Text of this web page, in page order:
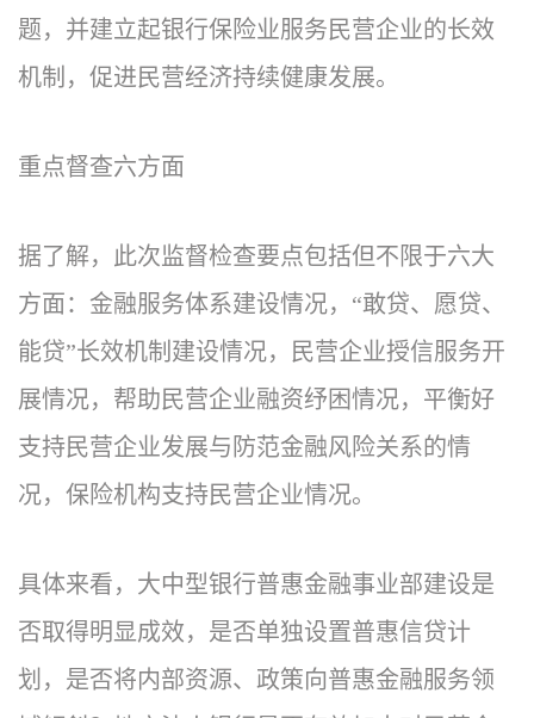
题，并建立起银行保险业服务民营企业的长效
机制，促进民营经济持续健康发展。
重点督查六方面
据了解，此次监督检查要点包括但不限于六大
方面：金融服务体系建设情况，“敢贷、愿贷、
能贷”长效机制建设情况，民营企业授信服务开
展情况，帮助民营企业融资纾困情况，平衡好
支持民营企业发展与防范金融风险关系的情
况，保险机构支持民营企业情况。
具体来看，大中型银行普惠金融事业部建设是
否取得明显成效，是否单独设置普惠信贷计
划，是否将内部资源、政策向普惠金融服务领